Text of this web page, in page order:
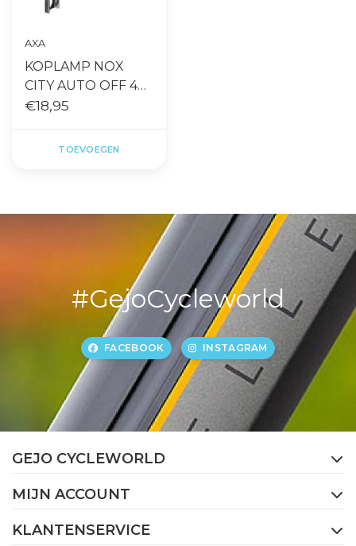
AXA
KOPLAMP NOX
CITY AUTO OFF 4
LUX ZWART
€18,95
TOEVOEGEN
#GejoCycleworld
FACEBOOK INSTAGRAM
GEJO CYCLEWORLD
MIJN ACCOUNT
KLANTENSERVICE